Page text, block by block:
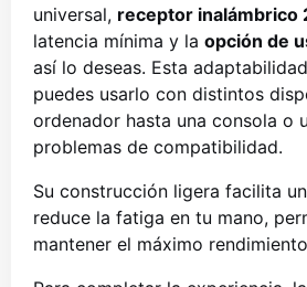
universal, receptor inalámbrico
latencia mínima y la opción de
así lo deseas. Esta
puedes usarlo con distintos
ordenador hasta una consola o
problemas de compatibilidad.
Su construcción ligera facilita
reduce la fatiga en tu mano,
mantener el máximo